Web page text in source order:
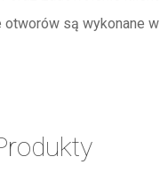
są wykonane